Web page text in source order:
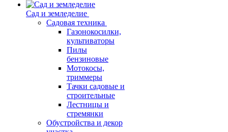
Сад и земледелие
Садовая техника
Газонокосилки,
культиваторы
Пилы
бензиновые
Мотокосы,
триммеры
Тачки садовые и
строительные
Лестницы и
стремянки
Обустройства и декор